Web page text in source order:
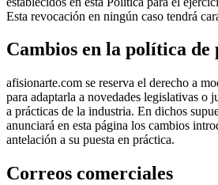
Esta revocación en ningún caso tendrá
Cambios en la política
afisionarte.com se reserva el derecho a
para adaptarla a novedades legislativas o
a prácticas de la industria. En dichos
anunciará en esta página los cambios
antelación a su puesta en práctica.
Correos comerciales